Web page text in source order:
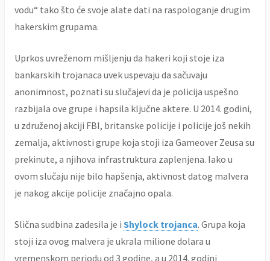
vodu“ tako što će svoje alate dati na raspologanje drugim
hakerskim grupama.
Uprkos uvreženom mišljenju da hakeri koji stoje iza
bankarskih trojanaca uvek uspevaju da sačuvaju
anonimnost, poznati su slučajevi da je policija uspešno
razbijala ove grupe i hapsila ključne aktere. U 2014. godini,
u združenoj akciji FBI, britanske policije i policije još nekih
zemalja, aktivnosti grupe koja stoji iza Gameover Zeusa su
prekinute, a njihova infrastruktura zaplenjena. Iako u
ovom slučaju nije bilo hapšenja, aktivnost datog malvera
je nakog akcije policije značajno opala.
Slična sudbina zadesila je i Shylock trojanca. Grupa koja
stoji iza ovog malvera je ukrala milione dolara u
vremenskom periodu od 3 godine, a u 2014. godini